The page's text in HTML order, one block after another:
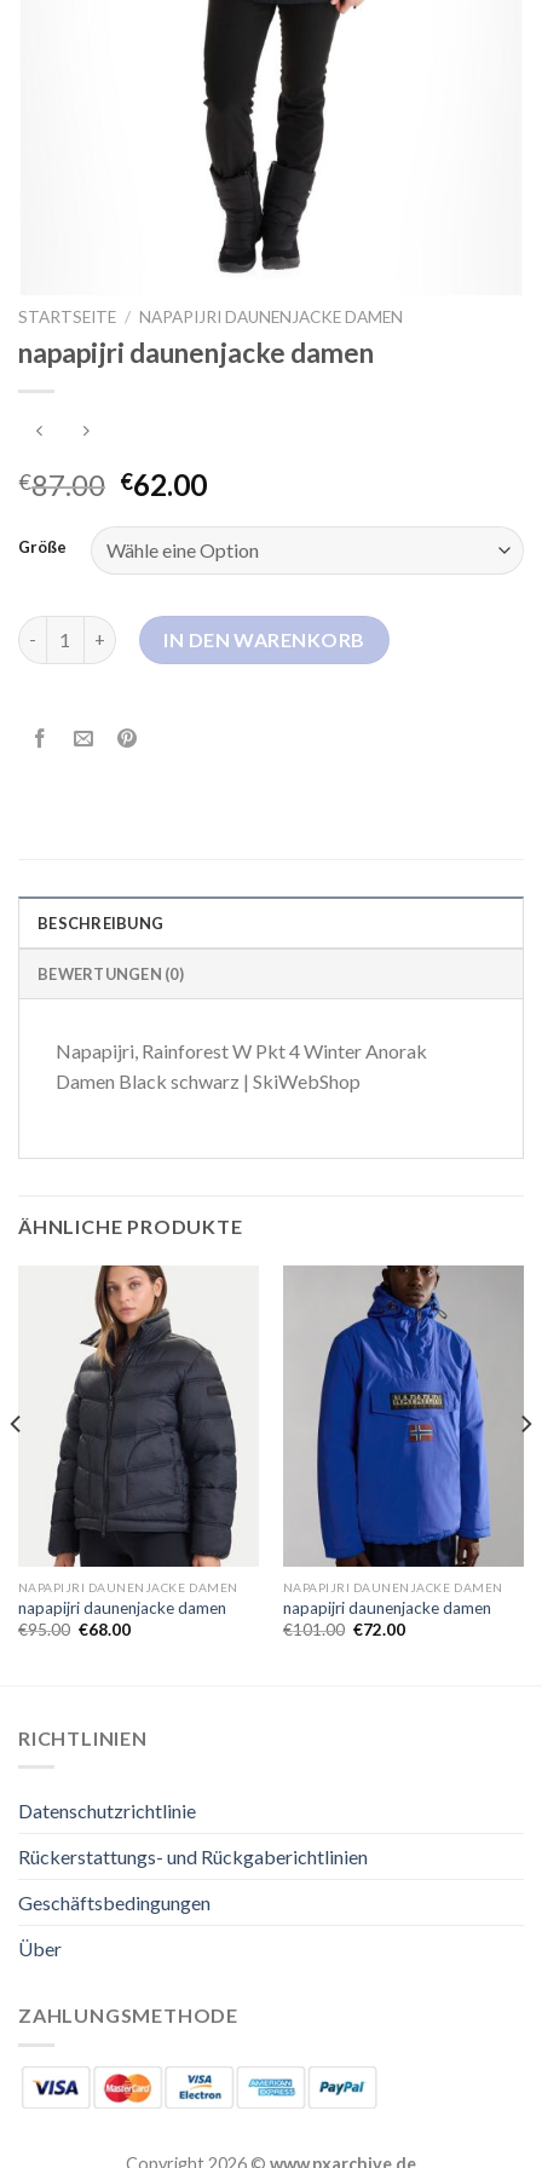
STARTSEITE / NAPAPIJRI DAUNENJACKE DAMEN
napapijri daunenjacke damen
€87.00 €62.00
Größe
napapijri daunenjacke damen Menge
IN DEN WARENKORB
BESCHREIBUNG
BEWERTUNGEN (0)
Napapijri, Rainforest W Pkt 4 Winter Anorak
Damen Black schwarz | SkiWebShop
ÄHNLICHE PRODUKTE
NAPAPIJRI DAUNENJACKE DAMEN
napapijri daunenjacke damen
€95.00 €68.00
NAPAPIJRI DAUNENJACKE DAMEN
napapijri daunenjacke damen
€101.00 €72.00
RICHTLINIEN
Datenschutzrichtlinie
Rückerstattungs- und Rückgaberichtlinien
Geschäftsbedingungen
Über
ZAHLUNGSMETHODE
Copyright 2026 © www.pxarchive.de